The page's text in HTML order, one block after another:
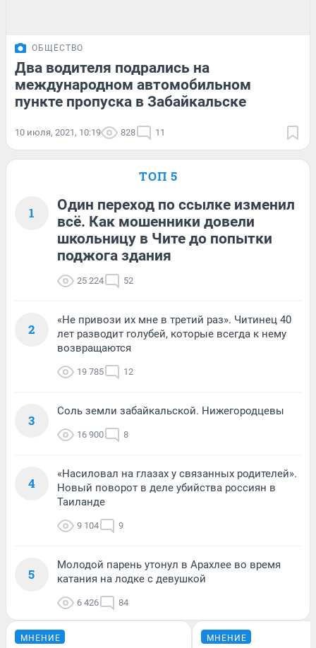
ОБЩЕСТВО
Два водителя подрались на
международном автомобильном
пункте пропуска в Забайкальске
10 июля, 2021, 10:19 828 11
ТОП 5
1
Один переход по ссылке изменил
всё. Как мошенники довели
школьницу в Чите до попытки
поджога здания
25 224 52
2
«Не привози их мне в третий раз». Читинец 40
лет разводит голубей, которые всегда к нему
возвращаются
19 785 12
3
Соль земли забайкальской. Нижегородцевы
16 900 8
4
«Насиловал на глазах у связанных родителей».
Новый поворот в деле убийства россиян в
Таиланде
9 104 9
5
Молодой парень утонул в Арахлее во время
катания на лодке с девушкой
6 426 84
МНЕНИЕ МНЕНИЕ